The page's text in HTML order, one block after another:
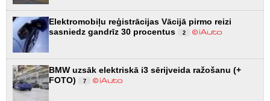
Elektromobiļu reģistrācijas Vācijā pirmo reizi
sasniedz gandrīz 30 procentus
2
BMW uzsāk elektriskā i3 sērijveida ražošanu (+
FOTO)
7